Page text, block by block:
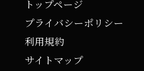
トップページ
プライバシーポリシー
利用規約
サイトマップ